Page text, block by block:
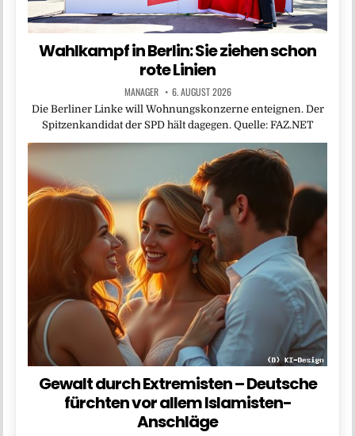
Wahlkampf in Berlin: Sie ziehen schon
rote Linien
MANAGER 6. AUGUST 2026
Die Berliner Linke will Wohnungskonzerne enteignen. Der
Spitzenkandidat der SPD hält dagegen. Quelle: FAZ.NET
Gewalt durch Extremisten – Deutsche
fürchten vor allem Islamisten-
Anschläge